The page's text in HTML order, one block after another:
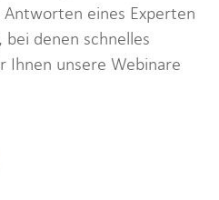
Antworten eines Experten
denen schnelles
Ihnen unsere Webinare